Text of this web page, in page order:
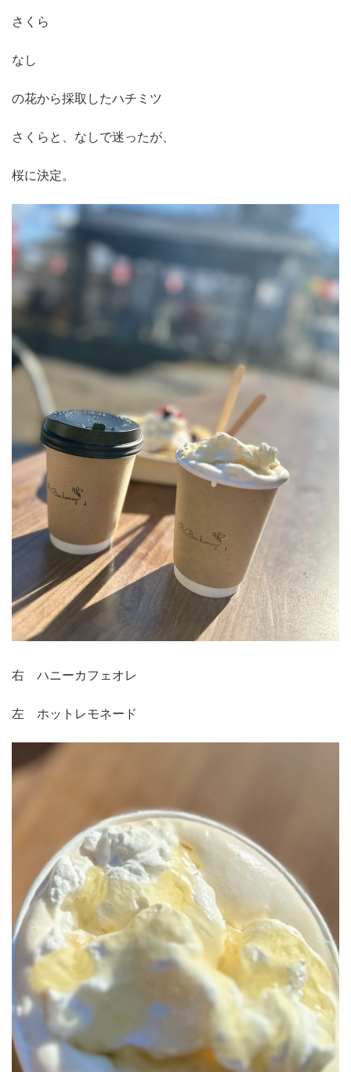
さくら
なし
の花から採取したハチミツ
さくらと、なしで迷ったが、
桜に決定。
右 ハニーカフェオレ
左 ホットレモネード